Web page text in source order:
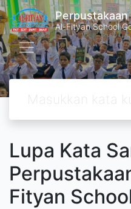
Al-Fityan School
Lupa Kata
Fityan